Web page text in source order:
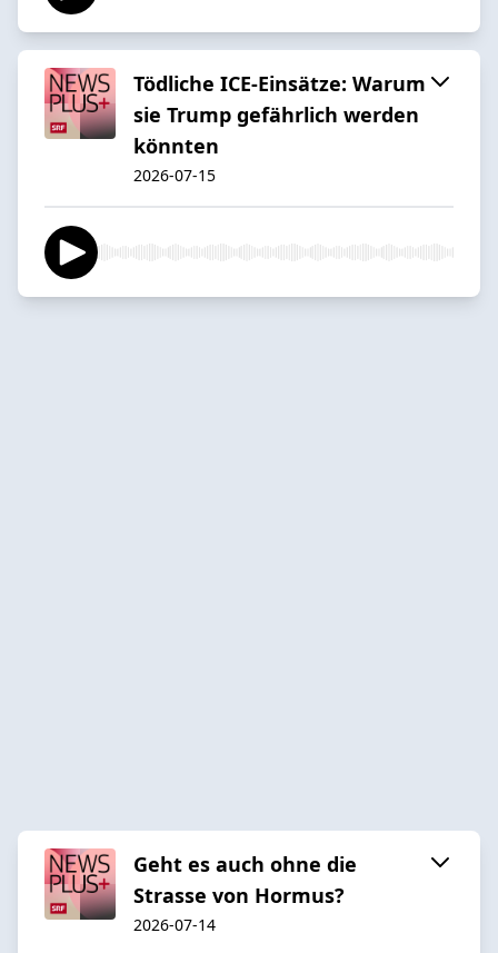
Tödliche ICE-Einsätze: Warum
sie Trump gefährlich werden
könnten
2026-07-15
Geht es auch ohne die
Strasse von Hormus?
2026-07-14